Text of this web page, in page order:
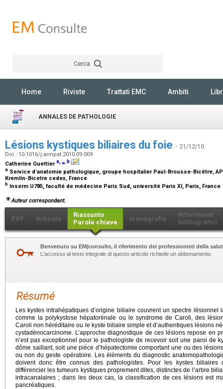
Cerca
Home Riviste Trattati EMC Ambiti
ANNALES DE PATHOLOGIE
Lésions kystiques biliaires du foie - 21/12/10
Doi : 10.1016/j.annpat.2010.09.009
Catherine Guettiera,⁎, b
a Service d’anatomie pathologique, groupe hospitalier Paul-Brousse-Bicêtre,
Kremlin-Bicetre cedex, France
b Inserm U785, faculté de médecine Paris Sud, université Paris XI, Paris, France
Auteur correspondant.
PDF Articolo
Riassunto
Parole chiave
Iconografia
Riferimenti
bibliografici
Benvenuto su EM|consulte, il riferimento dei professionisti della
L'accesso al testo integrale di questo articolo richiede un abbonamento.
Résumé
Les kystes intrahépatiques d’origine biliaire couvrent un spectre
comme la polykystose hépatorénale ou le syndrome de Caroli, des
Caroli non héréditaire ou le kyste biliaire simple et d’authentiques lésions
cystadénocarcinome. L’approche diagnostique de ces lésions repose en
n’est pas exceptionnel pour le pathologiste de recevoir soit une paroi de
dôme saillant, soit une pièce d’hépatectomie comportant une ou des
ou non du geste opératoire. Les éléments du diagnostic
doivent donc être connus des pathologistes. Pour les kystes
différencier les tumeurs kystiques proprement dites, distinctes de l’arbre
intracanalaires ; dans les deux cas, la classification de ces lésions est
pancréatiques.